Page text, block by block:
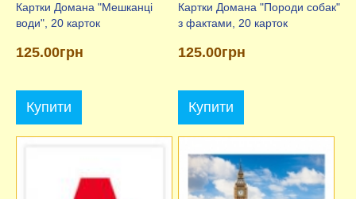
Картки Домана "Мешканці
води", 20 карток
125.00грн
Купити
Картки Домана "Породи собак"
з фактами, 20 карток
125.00грн
Купити